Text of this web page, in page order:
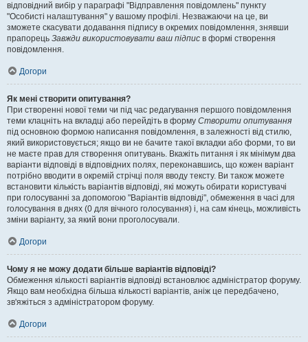
відповідний вибір у параграфі "Відправлення повідомлень" пункту
"Особисті налаштування" у вашому профілі. Незважаючи на це, ви
зможете скасувати додавання підпису в окремих повідомлення, знявши
прапорець Завжди використовувати ваш підпис в формі створення
повідомлення.
Догори
Як мені створити опитування?
При створенні нової теми чи під час редагування першого повідомлення
теми клацніть на вкладці або перейдіть в форму Створити опитування
під основною формою написання повідомлення, в залежності від стилю,
який використовується; якщо ви не бачите такої вкладки або форми, то ви
не маєте прав для створення опитувань. Вкажіть питання і як мінімум два
варіанти відповіді в відповідних полях, переконавшись, що кожен варіант
потрібно вводити в окремій стрічці поля вводу тексту. Ви також можете
встановити кількість варіантів відповіді, які можуть обирати користувачі
при голосуванні за допомогою "Варіантів відповіді", обмеження в часі для
голосування в днях (0 для вічного голосування) і, на сам кінець, можливість
зміни варіанту, за який вони проголосували.
Догори
Чому я не можу додати більше варіантів відповіді?
Обмеження кількості варіантів відповіді встановлює адміністратор форуму.
Якщо вам необхідна більша кількості варіантів, аніж це передбачено,
зв'яжіться з адміністратором форуму.
Догори